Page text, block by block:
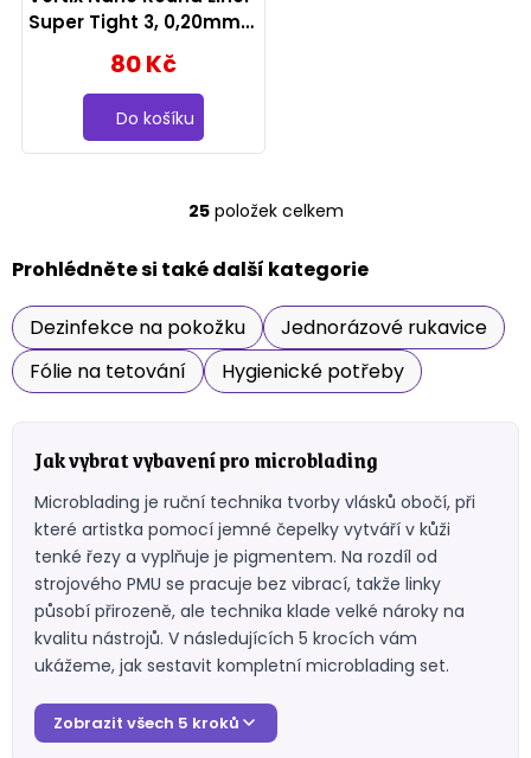
Super Tight 3, 0,20mm
80 Kč
Do košíku
O
d
a
c
í
p
r
v
k
y
v
ý
p
i
s
u
25položek celkem
Prohlédněte si také další kategorie
Dezinfekce na pokožku
Jednorázové rukavice
Fólie na tetování
Hygienické potřeby
Jak vybrat vybavení pro microblading
Microblading je ruční technika tvorby vlásků obočí, při
které artistka pomocí jemné čepelky vytváří v kůži
tenké řezy a vyplňuje je pigmentem. Na rozdíl od
strojového PMU se pracuje bez vibrací, takže linky
působí přirozeně, ale technika klade velké nároky na
kvalitu nástrojů. V následujících 5 krocích vám
ukážeme, jak sestavit kompletní microblading set.
Zobrazit všech 5 kroků